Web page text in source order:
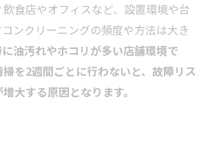
食店やオフィスなど、設置環境や台
ンクリーニングの頻度や方法は大き
油汚れやホコリが多い店舗環境で
を2週間ごとに行わないと、故障リス
大する原因となります。